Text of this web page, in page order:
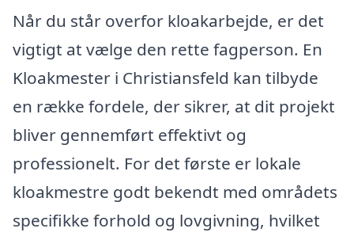
Når du står overfor kloakarbejde, er det
vigtigt at vælge den rette fagperson. En
Kloakmester i Christiansfeld kan tilbyde
en række fordele, der sikrer, at dit projekt
bliver gennemført effektivt og
professionelt. For det første er lokale
kloakmestre godt bekendt med områdets
specifikke forhold og lovgivning, hvilket